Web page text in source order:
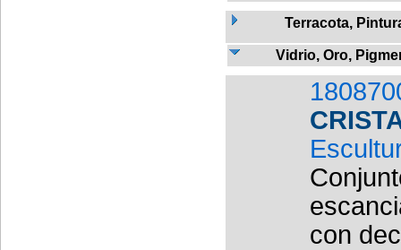
Terracota,
Vidrio, Oro,
con